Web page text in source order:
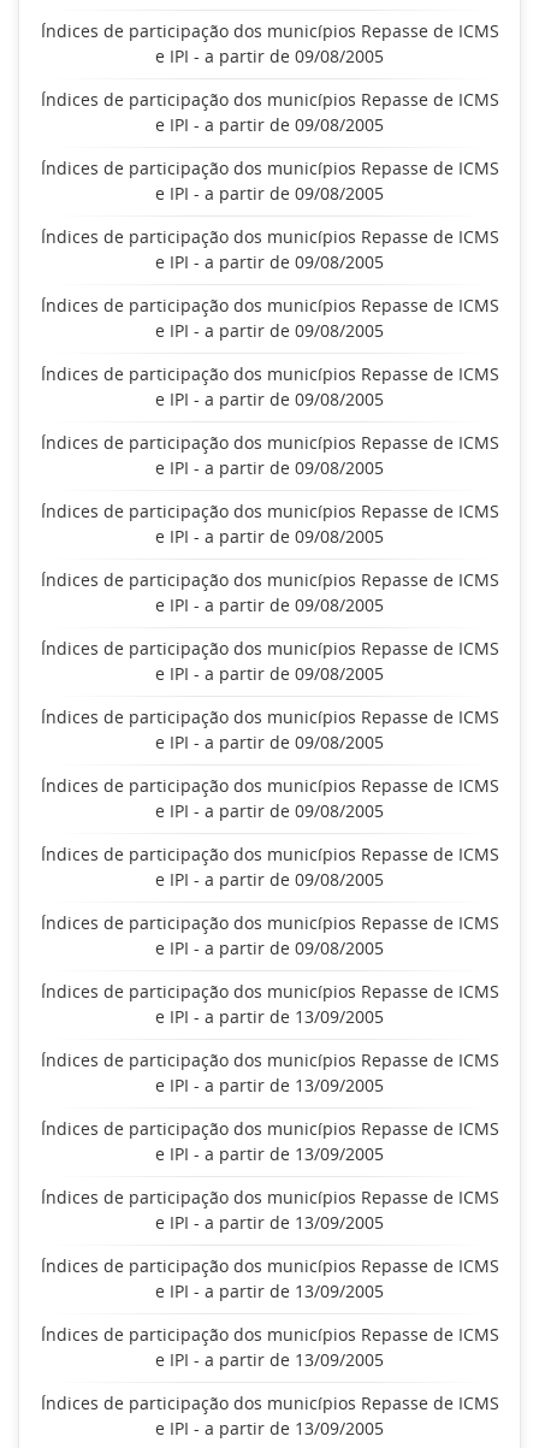
Índices de participação dos municípios Repasse de ICMS
e IPI - a partir de 09/08/2005
Índices de participação dos municípios Repasse de ICMS
e IPI - a partir de 09/08/2005
Índices de participação dos municípios Repasse de ICMS
e IPI - a partir de 09/08/2005
Índices de participação dos municípios Repasse de ICMS
e IPI - a partir de 09/08/2005
Índices de participação dos municípios Repasse de ICMS
e IPI - a partir de 09/08/2005
Índices de participação dos municípios Repasse de ICMS
e IPI - a partir de 09/08/2005
Índices de participação dos municípios Repasse de ICMS
e IPI - a partir de 09/08/2005
Índices de participação dos municípios Repasse de ICMS
e IPI - a partir de 09/08/2005
Índices de participação dos municípios Repasse de ICMS
e IPI - a partir de 09/08/2005
Índices de participação dos municípios Repasse de ICMS
e IPI - a partir de 09/08/2005
Índices de participação dos municípios Repasse de ICMS
e IPI - a partir de 09/08/2005
Índices de participação dos municípios Repasse de ICMS
e IPI - a partir de 09/08/2005
Índices de participação dos municípios Repasse de ICMS
e IPI - a partir de 09/08/2005
Índices de participação dos municípios Repasse de ICMS
e IPI - a partir de 09/08/2005
Índices de participação dos municípios Repasse de ICMS
e IPI - a partir de 13/09/2005
Índices de participação dos municípios Repasse de ICMS
e IPI - a partir de 13/09/2005
Índices de participação dos municípios Repasse de ICMS
e IPI - a partir de 13/09/2005
Índices de participação dos municípios Repasse de ICMS
e IPI - a partir de 13/09/2005
Índices de participação dos municípios Repasse de ICMS
e IPI - a partir de 13/09/2005
Índices de participação dos municípios Repasse de ICMS
e IPI - a partir de 13/09/2005
Índices de participação dos municípios Repasse de ICMS
e IPI - a partir de 13/09/2005